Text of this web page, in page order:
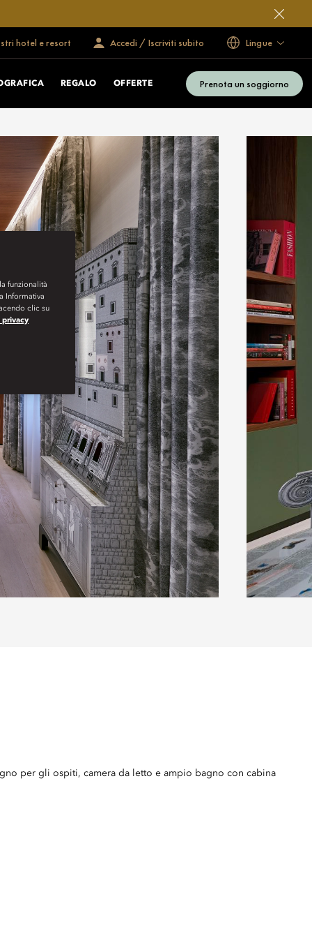
hotel e resort Accedi / Iscriviti subito Lingue
REGALO OFFERTE Prenota un soggiorno
per gli ospiti, camera da letto e ampio bagno con cabina
funzionalità
Informativa
clic su
privacy